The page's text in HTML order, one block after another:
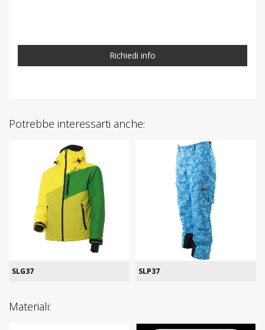
Richiedi info
Potrebbe interessarti anche:
SLG37 SLP37
Materiali: